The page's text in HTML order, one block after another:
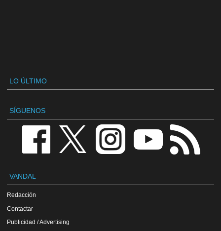
LO ÚLTIMO
SÍGUENOS
VANDAL
Redacción
Contactar
Publicidad / Advertising